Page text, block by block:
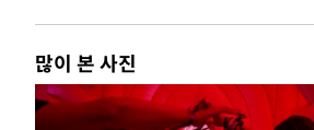
많이 본 사진